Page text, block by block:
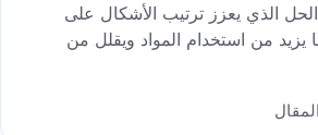
الذي يعزز ترتيب الأشكال على
يزيد من استخدام المواد ويقلل من